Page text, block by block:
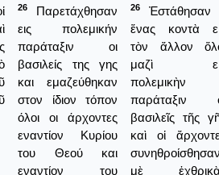
26
Παρετάχθησαν
εις πολεμικήν
παράταξιν οι
βασιλείς της γης
και εμαζεύθηκαν
στον ίδιον τόπον
όλοι οι άρχοντες
εναντίον Κυρίου
του Θεού και
εναντίον του
26
Ἐστάθησαν
ἕνας κοντὰ
τὸν ἄλλον
μαζὶ
πολεμικὴν
παράταξιν
βασιλεῖς τῆς
καὶ οἱ
μὲ